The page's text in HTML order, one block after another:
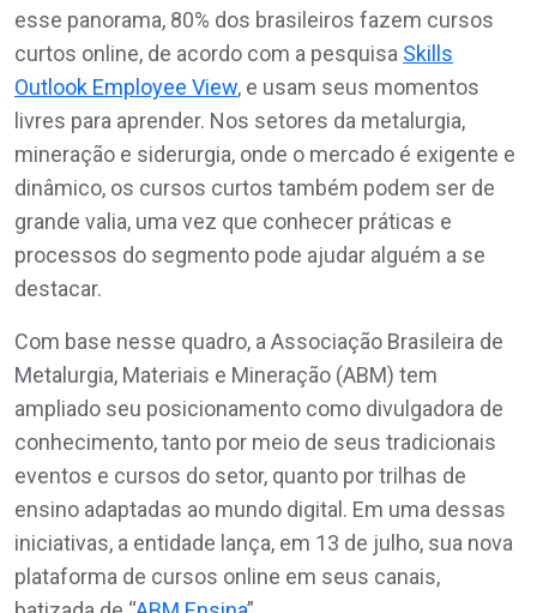
esse panorama, 80% dos brasileiros fazem cursos
curtos online, de acordo com a pesquisa Skills
Outlook Employee View, e usam seus momentos
livres para aprender. Nos setores da metalurgia,
mineração e siderurgia, onde o mercado é exigente e
dinâmico, os cursos curtos também podem ser de
grande valia, uma vez que conhecer práticas e
processos do segmento pode ajudar alguém a se
destacar.
Com base nesse quadro, a Associação Brasileira de
Metalurgia, Materiais e Mineração (ABM) tem
ampliado seu posicionamento como divulgadora de
conhecimento, tanto por meio de seus tradicionais
eventos e cursos do setor, quanto por trilhas de
ensino adaptadas ao mundo digital. Em uma dessas
iniciativas, a entidade lança, em 13 de julho, sua nova
plataforma de cursos online em seus canais,